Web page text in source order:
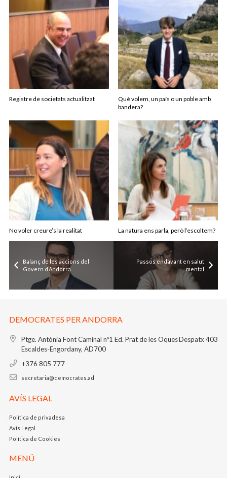
Registre de societats actualitzat
Què volem, un país o un poble amb
bandera?
No voler creure’s la realitat La natura ens parla, però l’escoltem?
Balanç de les accions del
Govern d’Andorra
Passos endavant en salut
mental
DEMOCRATES PER ANDORRA
Ptge. Antònia Font Caminal nº1 Ed. Prat de les OquesDespatx 403
Escaldes-Engordany, AD700
+376 805 777
secretaria@democrates.ad
AVÍS LEGAL
Política de privadesa
Avís Legal
Política de Cookies
MENÚ